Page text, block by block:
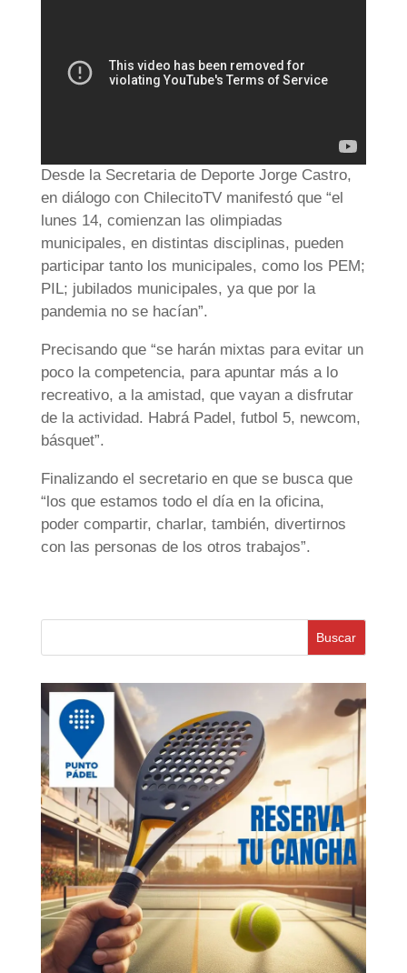
Desde la Secretaria de Deporte Jorge Castro,
en diálogo con ChilecitoTV manifestó que “el
lunes 14, comienzan las olimpiadas
municipales, en distintas disciplinas, pueden
participar tanto los municipales, como los PEM;
PIL; jubilados municipales, ya que por la
pandemia no se hacían”.
Precisando que “se harán mixtas para evitar un
poco la competencia, para apuntar más a lo
recreativo, a la amistad, que vayan a disfrutar
de la actividad. Habrá Padel, futbol 5, newcom,
básquet”.
Finalizando el secretario en que se busca que
“los que estamos todo el día en la oficina,
poder compartir, charlar, también, divertirnos
con las personas de los otros trabajos”.
Buscar